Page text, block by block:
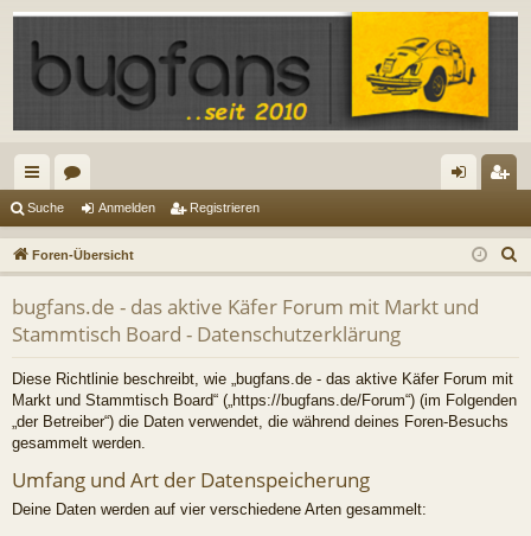
ch
ne
llz
ug
en m
el
de
ist
rie
Suche Anmelden Registrieren
Foren-Übersicht
u
bugfans.de - das aktive Käfer Forum mit Markt und
Stammtisch Board - Datenschutzerklärung
Diese Richtlinie beschreibt, wie „bugfans.de - das aktive Käfer Forum mit
Markt und Stammtisch Board“ („https://bugfans.de/Forum“) (im Folgenden
„der Betreiber“) die Daten verwendet, die während deines Foren-Besuchs
gesammelt werden.
Umfang und Art der Datenspeicherung
Deine Daten werden auf vier verschiedene Arten gesammelt: